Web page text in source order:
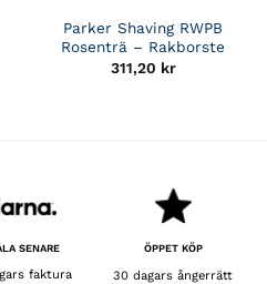
Parker Shaving RWPB
Rosenträ – Rakborste
311,20 kr
SENARE
faktura
ÖPPET KÖP
30 dagars ångerrätt